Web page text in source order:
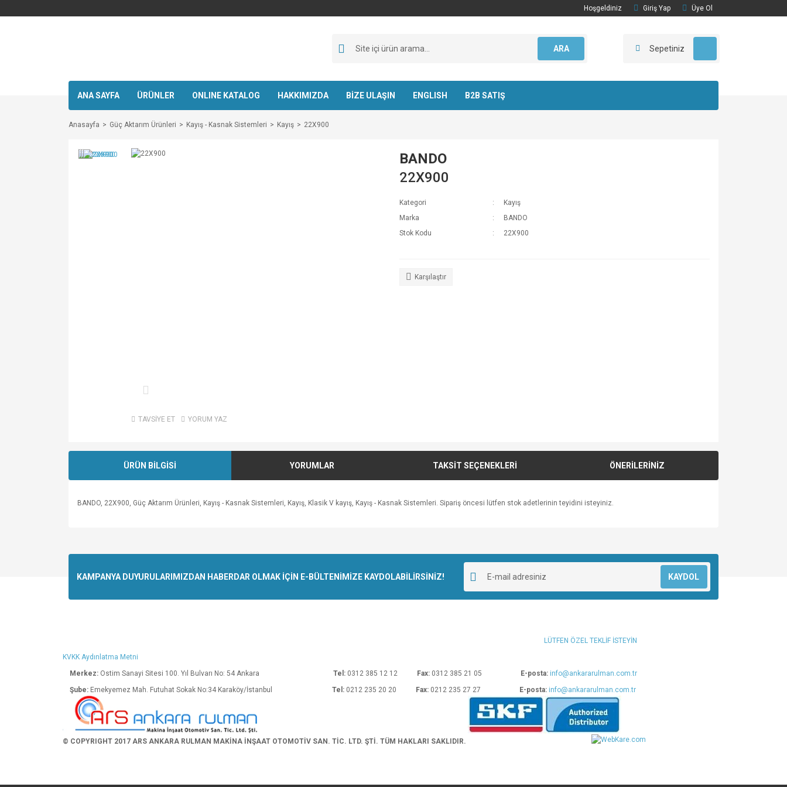
Hoşgeldiniz Giriş Yap Üye Ol
ARA Sepetiniz
ANA SAYFA ÜRÜNLER ONLINE KATALOG HAKKIMIZDA BİZE ULAŞIN ENGLISH B2B SATIŞ
Anasayfa Güç Aktarım Ürünleri Kayış - Kasnak Sistemleri Kayış 22X900
TAVSİYE ET YORUM YAZ
BANDO
22X900
Kategori
Kayış
Marka
BANDO
Stok Kodu
22X900
Karşılaştır
ÜRÜN BİLGİSİ YORUMLAR TAKSİT SEÇENEKLERİ ÖNERİLERİNİZ
BANDO, 22X900, Güç Aktarım Ürünleri, Kayış - Kasnak Sistemleri, Kayış, Klasik V kayış, Kayış - Kasnak Sistemleri. Sipariş öncesi lütfen stok adetlerinin teyidini isteyiniz.
Ürün resmi kalitesiz, bozuk veya görüntülenemiyor.
KAMPANYA DUYURULARIMIZDAN HABERDAR OLMAK İÇİN E-BÜLTENİMİZE KAYDOLABİLİRSİNİZ! KAYDOL
LÜTFEN ÖZEL TEKLİF İSTEYİN
KVKK Aydınlatma Metni
Merkez: Ostim Sanayi Sitesi 100. Yıl Bulvarı No: 54 Ankara Tel: 0312 385 12 12 Fax: 0312 385 21 05 E-posta: info@ankararulman.com.tr
Şube: Emekyemez Mah. Futuhat Sokak No:34 Karaköy/İstanbul Tel: 0212 235 20 20 Fax: 0212 235 27 27 E-posta: info@ankararulman.com.tr
© COPYRIGHT 2017 ARS ANKARA RULMAN MAKİNA İNŞAAT OTOMOTİV SAN. TİC. LTD. ŞTİ. TÜM HAKLARI SAKLIDIR.